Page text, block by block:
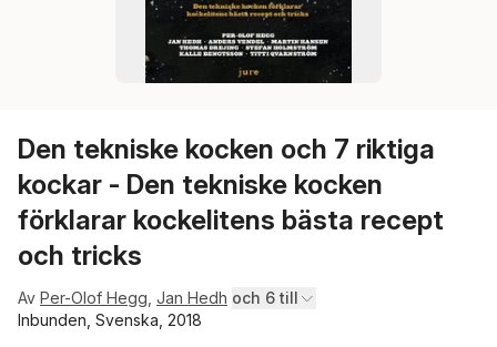
Den tekniske kocken och 7 riktiga
kockar - Den tekniske kocken
förklarar kockelitens bästa recept
och tricks
Av Per-Olof Hegg Jan Hedh och 6 till
Inbunden, Svenska, 2018